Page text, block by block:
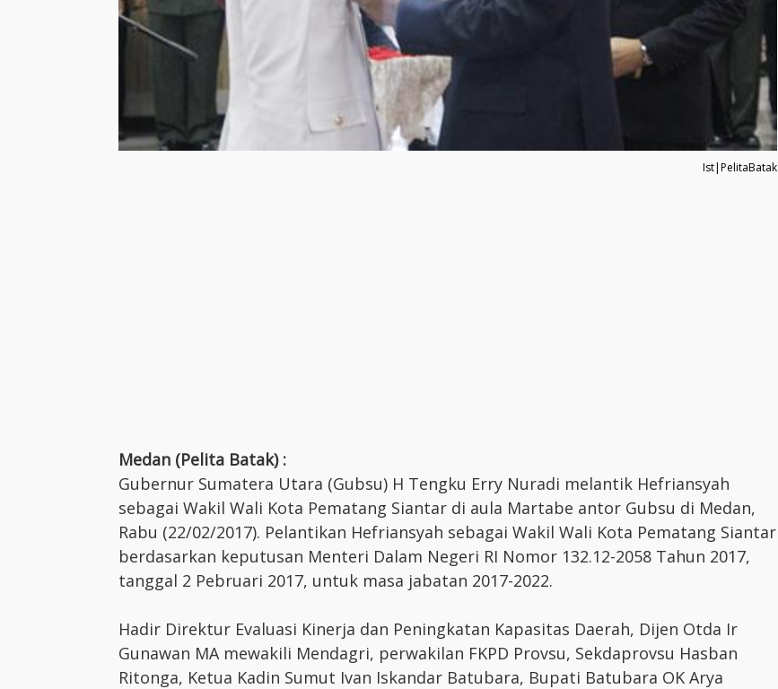
Ist|PelitaBatak
Medan (Pelita Batak) :
Gubernur Sumatera Utara (Gubsu) H Tengku Erry Nuradi melantik Hefriansyah
sebagai Wakil Wali Kota Pematang Siantar di aula Martabe antor Gubsu di Medan,
Rabu (22/02/2017). Pelantikan Hefriansyah sebagai Wakil Wali Kota Pematang Siantar
berdasarkan keputusan Menteri Dalam Negeri RI Nomor 132.12-2058 Tahun 2017,
tanggal 2 Pebruari 2017, untuk masa jabatan 2017-2022.
Hadir Direktur Evaluasi Kinerja dan Peningkatan Kapasitas Daerah, Dijen Otda Ir
Gunawan MA mewakili Mendagri, perwakilan FKPD Provsu, Sekdaprovsu Hasban
Ritonga, Ketua Kadin Sumut Ivan Iskandar Batubara, Bupati Batubara OK Arya